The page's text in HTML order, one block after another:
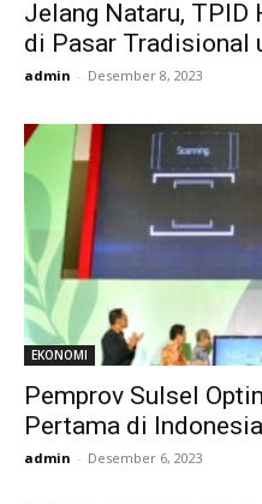
Jelang Nataru, TPID
di Pasar Tradisional
admin - Desember 8, 2023
EKONOMI
Pemprov Sulsel
Pertama di
admin - Desember 6, 2023